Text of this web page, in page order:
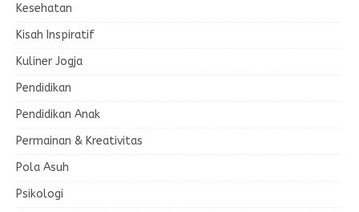
Kesehatan
Kisah Inspiratif
Kuliner Jogja
Pendidikan
Pendidikan Anak
Permainan & Kreativitas
Pola Asuh
Psikologi